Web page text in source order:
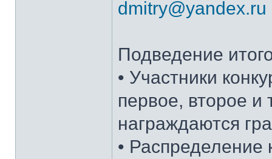
dmitry@yandex.ru
Подведение
• Участники
первое, второе
награждаются
• Распределение